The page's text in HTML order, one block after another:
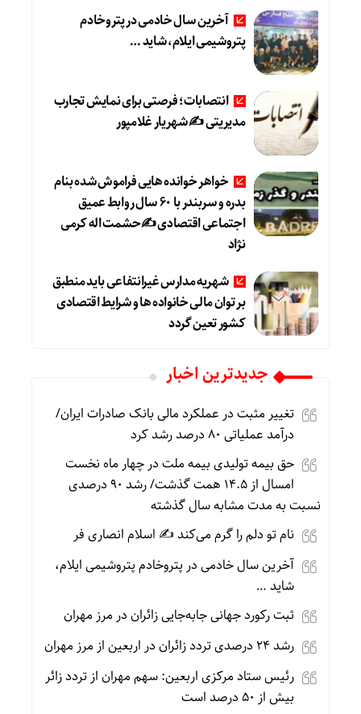
آخرین سال خادمی در پتروخادم
پتروشیمی ایلام، شاید …
انتصابات؛ فرصتی برای نمایش تجارب
مدیریتی ✍ شهریار غلامپور
خواهر خوانده هایی فراموش شده بنام
بدره و سربندر با ۶۰ سال روابط عمیق
اجتماعی اقتصادی ✍حشمت اله کرمی
نژاد
شهریه مدارس غیرانتفاعی باید منطبق
بر توان مالی خانواده ها و شرایط اقتصادی
کشور تعین گردد
جديدترين اخبار
تغییر مثبت در عملکرد مالی بانک صادرات ایران/
درآمد عملیاتی ۸۰ درصد رشد کرد
حق بیمه تولیدی بیمه ملت در چهار ماه نخست
امسال از ۱۴.۵ همت گذشت/ رشد ۹۰ درصدی
نسبت به مدت مشابه سال گذشته
نام تو دلم را گرم می‌کند ✍️ اسلام انصاری فر
آخرین سال خادمی در پتروخادم پتروشیمی ایلام،
شاید …
ثبت رکورد جهانی جابه‌جایی زائران در مرز مهران
رشد ۲۴ درصدی تردد زائران در اربعین از مرز مهران
رئیس ستاد مرکزی اربعین: سهم مهران از تردد زائر
بیش از ۵۰ درصد است